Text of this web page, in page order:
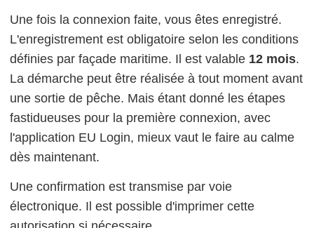
Une fois la connexion faite, vous êtes enregistré.
L'enregistrement est obligatoire selon les conditions
définies par façade maritime. Il est valable 12 mois.
La démarche peut être réalisée à tout moment avant
une sortie de pêche. Mais étant donné les étapes
fastidueuses pour la première connexion, avec
l'application EU Login, mieux vaut le faire au calme
dès maintenant.
Une confirmation est transmise par voie
électronique. Il est possible d'imprimer cette